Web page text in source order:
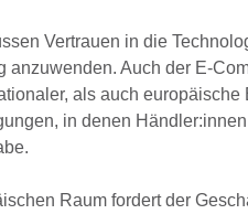
Vertrauen in die
anzuwenden. Auch der E-
als auch
in denen
Raum fordert der